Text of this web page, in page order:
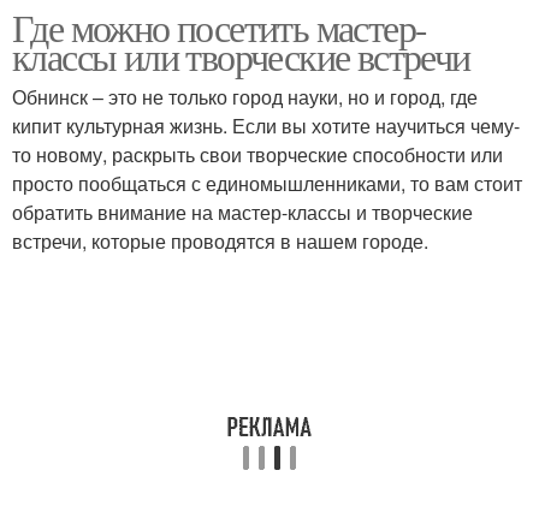
Где можно посетить мастер-
классы или творческие встречи
Обнинск – это не только город науки, но и город, где
кипит культурная жизнь. Если вы хотите научиться чему-
то новому, раскрыть свои творческие способности или
просто пообщаться с единомышленниками, то вам стоит
обратить внимание на мастер-классы и творческие
встречи, которые проводятся в нашем городе.